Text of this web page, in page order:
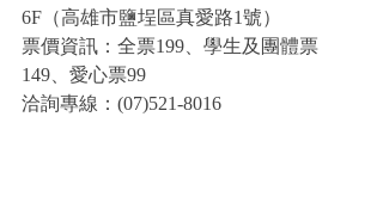
6F（高雄市鹽埕區真愛路1號）
票價資訊：全票199、學生及團體票
149、愛心票99
洽詢專線：(07)521-8016